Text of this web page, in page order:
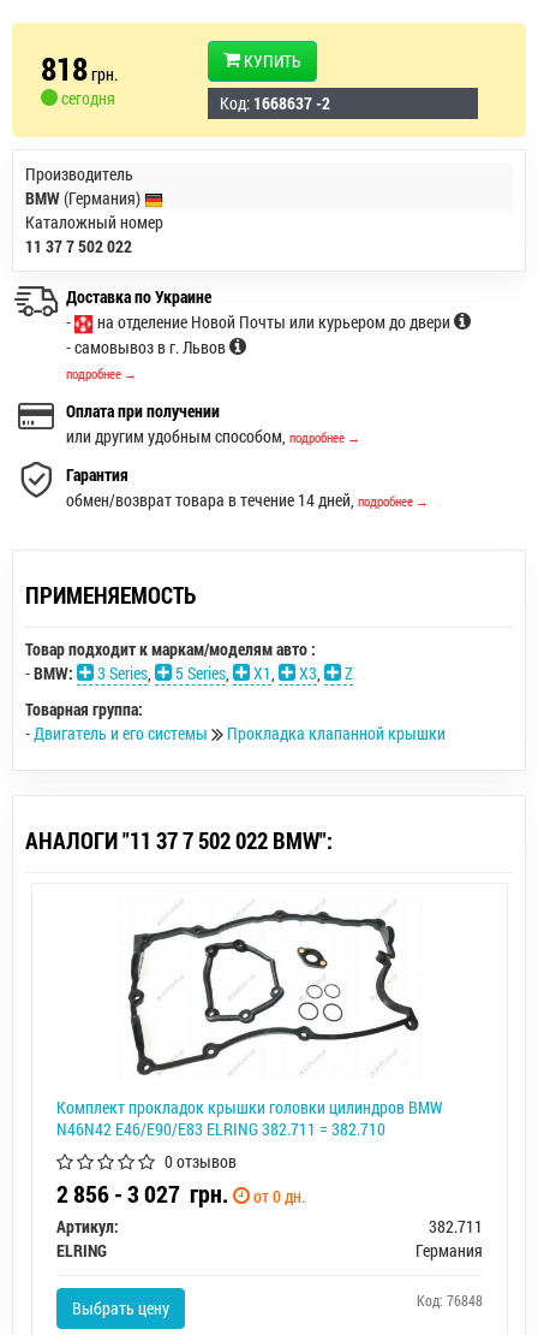
818грн.
сегодня
КУПИТЬ
Код: 1668637 -2
Производитель
BMW(Германия)
Каталожный номер
11 37 7 502 022
Доставка по Украине
-
на отделение Новой Почты или курьером до двери
- самовывоз в г. Львов
подробнее →
Оплата при получении
или другим удобным способом, подробнее →
Гарантия
обмен/возврат товара в течение 14 дней, подробнее →
ПРИМЕНЯЕМОСТЬ
Товар подходит к маркам/моделям авто :
-BMW: 3 Series, 5 Series, X1, X3,
Z
Товарная группа:
-Двигатель и его системы Прокладка клапанной крышки
АНАЛОГИ "11 37 7 502 022 BMW":
Комплект прокладок крышки головки цилиндров BMW
N46N42 E46/E90/E83 ELRING 382.711 = 382.710
0 отзывов
2 856 - 3 027 грн.
от 0 дн.
Артикул:
382.711
ELRING
Германия
Выбрать цену Код: 76848